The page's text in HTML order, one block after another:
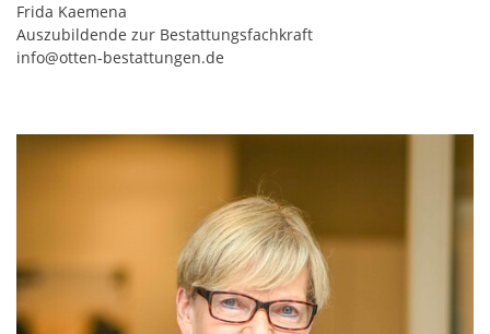
Frida Kaemena
Auszubildende zur Bestattungsfachkraft
info@otten-bestattungen.de